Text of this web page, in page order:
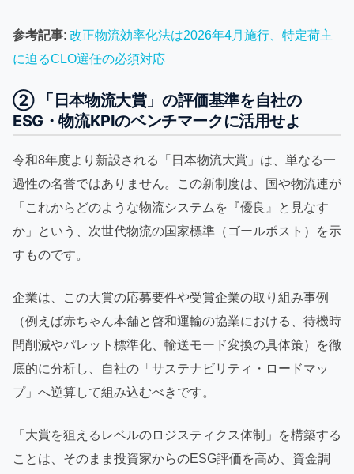
参考記事: 改正物流効率化法は2026年4月施行、特定荷主
に迫るCLO選任の必須対応
② 「日本物流大賞」の評価基準を自社の
ESG・物流KPIのベンチマークに活用せよ
令和8年度より新設される「日本物流大賞」は、単なる一
過性の名誉ではありません。この新制度は、国や物流連が
「これからどのような物流システムを『優良』と見なす
か」という、次世代物流の国家標準（ゴールポスト）を示
すものです。
企業は、この大賞の応募要件や受賞企業の取り組み事例
（例えば赤ちゃん本舗と啓和運輸の協業における、待機時
間削減やパレット標準化、輸送モード変換の具体策）を徹
底的に分析し、自社の「サステナビリティ・ロードマッ
プ」へ逆算して組み込むべきです。
「大賞を狙えるレベルのロジスティクス体制」を構築する
ことは、そのまま投資家からのESG評価を高め、資金調